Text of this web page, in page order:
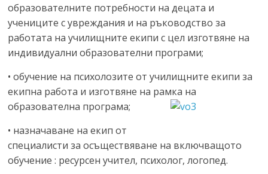
образователните потребности на децата и
учениците с увреждания и на ръководство за
работата на училищните екипи с цел изготвяне на
индивидуални образователни програми;
• обучение на психолозите от училищните екипи за
екипна работа и изготвяне на рамка на
образователна програма;
• назначаване на екип от
специалисти за осъществяване на включващото
обучение : ресурсен учител, психолог, логопед.